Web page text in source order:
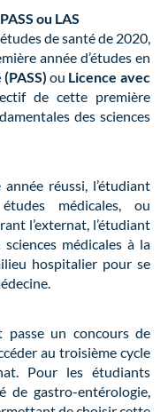
PASS ou LAS
de santé de 2020,
année d’études en
ou Licence avec
de cette première
des sciences
réussi, l’étudiant
médicales, ou
l’externat, l’étudiant
médicales à la
hospitalier pour se
passe un concours de
au troisième cycle
Pour les étudiants
de gastro-entérologie,